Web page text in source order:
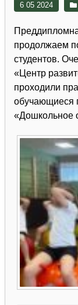
6 05 2024
продолжаем
студентов.
«Центр
проходили
обучающиеся
«Дошкольное